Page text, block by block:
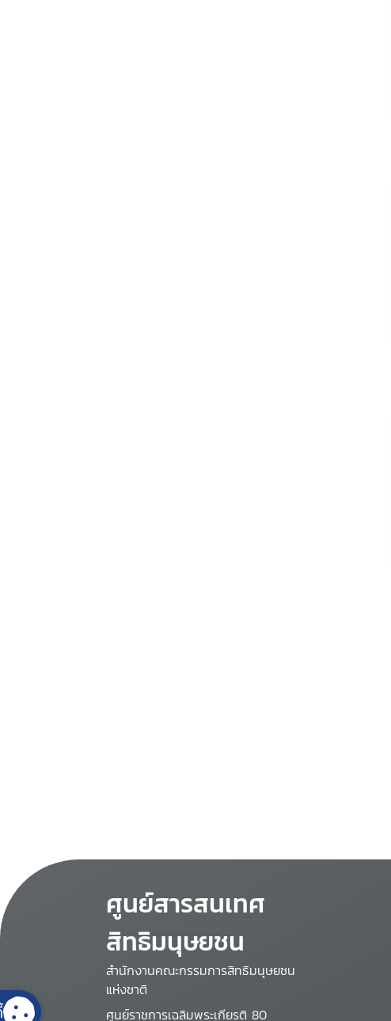
ศูนย์สารสนเทศ
สิทธิมนุษยชน
สำนักงานคณะกรรมการสิทธิมนุษยชน
แห่งชาติ
ศูนย์ราชการเฉลิมพระเกียรติ 80